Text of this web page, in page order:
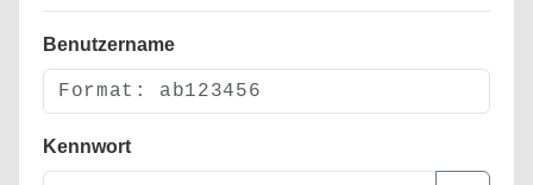
Benutzername
Kennwort